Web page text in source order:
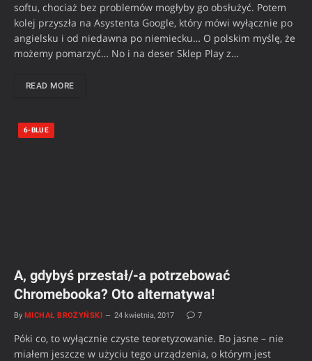
softu, chociaż bez problemów mogłyby go obsłużyć. Potem
kolej przyszła na Asystenta Google, który mówi wyłącznie po
angielsku i od niedawna po niemiecku… O polskim myślę, że
możemy pomarzyć… No i na deser Sklep Play z…
READ MORE
6-BLUE
A, gdybyś przestał/-a potrzebować
Chromebooka? Oto alternatywa!
By MICHAŁ BROŻYŃSKI 24 kwietnia, 2017 7
Póki co, to wyłącznie czyste teoretyzowanie. Bo jasne – nie
miałem jeszcze w użyciu tego urządzenia, o którym jest